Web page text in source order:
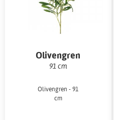
Olivengren
91 cm
Olivengren - 91
cm